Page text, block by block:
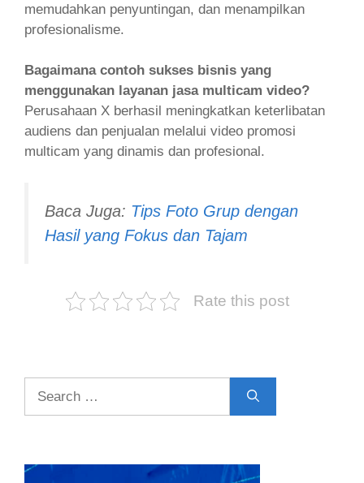
memudahkan penyuntingan, dan menampilkan
profesionalisme.
Bagaimana contoh sukses bisnis yang
menggunakan layanan jasa multicam video?
Perusahaan X berhasil meningkatkan keterlibatan
audiens dan penjualan melalui video promosi
multicam yang dinamis dan profesional.
Baca Juga: Tips Foto Grup dengan
Hasil yang Fokus dan Tajam
Rate this post